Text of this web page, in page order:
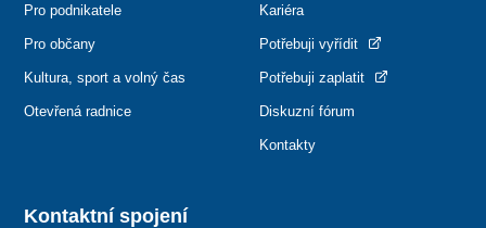
Kontaktní spojení
Pro podnikatele
Pro občany
Kultura, sport a volný čas
Otevřená radnice
Kariéra
Potřebuji vyřídit
Potřebuji zaplatit
Diskuzní fórum
Kontakty